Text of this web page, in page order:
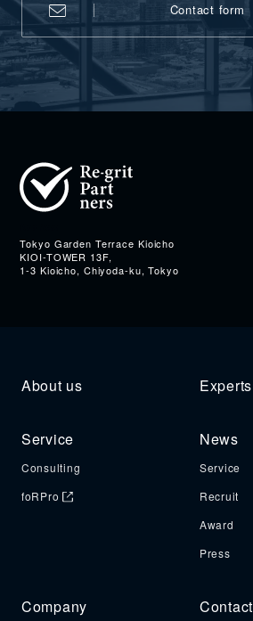
Contact form
Tokyo Garden Terrace Kioicho
KIOI-TOWER 13F,
1-3 Kioicho, Chiyoda-ku, Tokyo
About us Experts
Service
Consulting
foRPro
News
Service
Recruit
Award
Press
Company Contact